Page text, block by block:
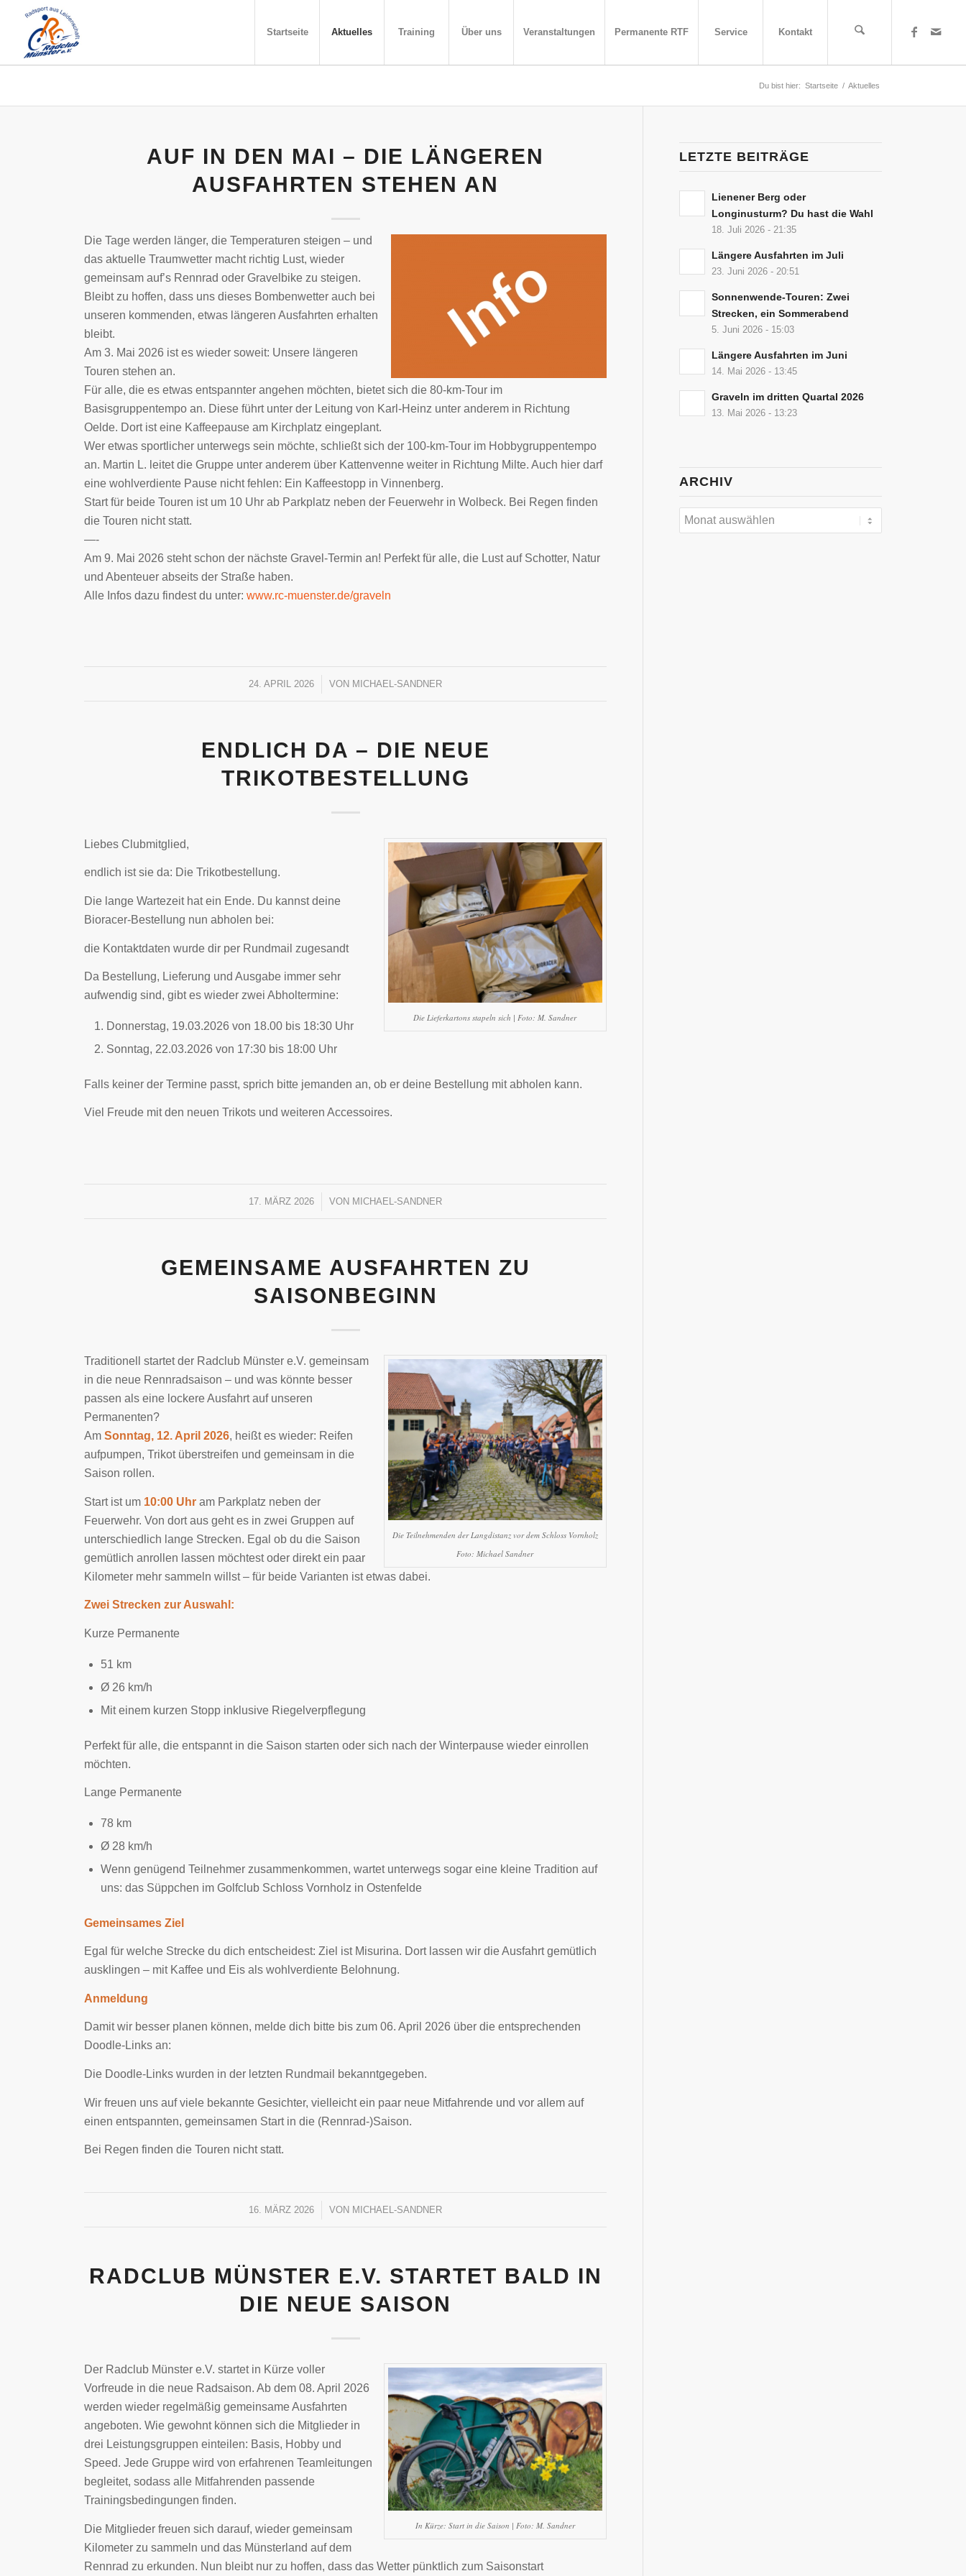
Startseite Aktuelles Training Über uns Veranstaltungen Permanente RTF Service Kontakt
Du bist hier: Startseite / Aktuelles
AUF IN DEN MAI – DIE LÄNGEREN
AUSFAHRTEN STEHEN AN
Die Tage werden länger, die Temperaturen steigen – und
das aktuelle Traumwetter macht richtig Lust, wieder
gemeinsam auf’s Rennrad oder Gravelbike zu steigen.
Bleibt zu hoffen, dass uns dieses Bombenwetter auch bei
unseren kommenden, etwas längeren Ausfahrten erhalten
bleibt.
Am 3. Mai 2026 ist es wieder soweit: Unsere längeren
Touren stehen an.
Für alle, die es etwas entspannter angehen möchten, bietet sich die 80-km-Tour im
Basisgruppentempo an. Diese führt unter der Leitung von Karl-Heinz unter anderem in Richtung
Oelde. Dort ist eine Kaffeepause am Kirchplatz eingeplant.
Wer etwas sportlicher unterwegs sein möchte, schließt sich der 100-km-Tour im Hobbygruppentempo
an. Martin L. leitet die Gruppe unter anderem über Kattenvenne weiter in Richtung Milte. Auch hier darf
eine wohlverdiente Pause nicht fehlen: Ein Kaffeestopp in Vinnenberg.
Start für beide Touren ist um 10 Uhr ab Parkplatz neben der Feuerwehr in Wolbeck. Bei Regen finden
die Touren nicht statt.
—-
Am 9. Mai 2026 steht schon der nächste Gravel-Termin an! Perfekt für alle, die Lust auf Schotter, Natur
und Abenteuer abseits der Straße haben.
Alle Infos dazu findest du unter:www.rc-muenster.de/graveln
24. APRIL 2026
/ VON MICHAEL-SANDNER
ENDLICH DA – DIE NEUE
TRIKOTBESTELLUNG
Die Lieferkartons stapeln sich | Foto: M. Sandner
Liebes Clubmitglied,
endlich ist sie da: Die Trikotbestellung.
Die lange Wartezeit hat ein Ende. Du kannst deine
Bioracer-Bestellung nun abholen bei:
die Kontaktdaten wurde dir per Rundmail zugesandt
Da Bestellung, Lieferung und Ausgabe immer sehr
aufwendig sind, gibt es wieder zwei Abholtermine:
Donnerstag, 19.03.2026 von 18.00 bis 18:30 Uhr
Sonntag, 22.03.2026 von 17:30 bis 18:00 Uhr
Falls keiner der Termine passt, sprich bitte jemanden an, ob er deine Bestellung mit abholen kann.
Viel Freude mit den neuen Trikots und weiteren Accessoires.
17. MÄRZ 2026
/ VON MICHAEL-SANDNER
GEMEINSAME AUSFAHRTEN ZU
SAISONBEGINN
Die Teilnehmenden der Langdistanz vor dem Schloss Vornholz
Foto: Michael Sandner
Traditionell startet der Radclub Münster e.V. gemeinsam
in die neue Rennradsaison – und was könnte besser
passen als eine lockere Ausfahrt auf unseren
Permanenten?
AmSonntag, 12. April 2026, heißt es wieder: Reifen
aufpumpen, Trikot überstreifen und gemeinsam in die
Saison rollen.
Start ist um 10:00 Uhr am Parkplatz neben der
Feuerwehr. Von dort aus geht es in zwei Gruppen auf
unterschiedlich lange Strecken. Egal ob du die Saison
gemütlich anrollen lassen möchtest oder direkt ein paar
Kilometer mehr sammeln willst – für beide Varianten ist etwas dabei.
Zwei Strecken zur Auswahl:
Kurze Permanente
51 km
Ø 26 km/h
Mit einem kurzen Stopp inklusive Riegelverpflegung
Perfekt für alle, die entspannt in die Saison starten oder sich nach der Winterpause wieder einrollen
möchten.
Lange Permanente
78 km
Ø 28 km/h
Wenn genügend Teilnehmer zusammenkommen, wartet unterwegs sogar eine kleine Tradition auf
uns: das Süppchen im Golfclub Schloss Vornholz in Ostenfelde
Gemeinsames Ziel
Egal für welche Strecke du dich entscheidest: Ziel ist Misurina. Dort lassen wir die Ausfahrt gemütlich
ausklingen – mit Kaffee und Eis als wohlverdiente Belohnung.
Anmeldung
Damit wir besser planen können, melde dich bitte bis zum 06. April 2026 über die entsprechenden
Doodle-Links an:
Die Doodle-Links wurden in der letzten Rundmail bekanntgegeben.
Wir freuen uns auf viele bekannte Gesichter, vielleicht ein paar neue Mitfahrende und vor allem auf
einen entspannten, gemeinsamen Start in die (Rennrad-)Saison.
Bei Regen finden die Touren nicht statt.
16. MÄRZ 2026
/ VON MICHAEL-SANDNER
RADCLUB MÜNSTER E.V. STARTET BALD IN
DIE NEUE SAISON
In Kürze: Start in die Saison | Foto: M. Sandner
Der Radclub Münster e.V. startet in Kürze voller
Vorfreude in die neue Radsaison. Ab dem 08. April 2026
werden wieder regelmäßig gemeinsame Ausfahrten
angeboten. Wie gewohnt können sich die Mitglieder in
drei Leistungsgruppen einteilen: Basis, Hobby und
Speed. Jede Gruppe wird von erfahrenen Teamleitungen
begleitet, sodass alle Mitfahrenden passende
Trainingsbedingungen finden.
Die Mitglieder freuen sich darauf, wieder gemeinsam
Kilometer zu sammeln und das Münsterland auf dem
Rennrad zu erkunden. Nun bleibt nur zu hoffen, dass das Wetter pünktlich zum Saisonstart
LETZTE BEITRÄGE
Lienener Berg oder
Longinusturm? Du hast die Wahl
18. Juli 2026 - 21:35
Längere Ausfahrten im Juli
23. Juni 2026 - 20:51
Sonnenwende-Touren: Zwei
Strecken, ein Sommerabend
5. Juni 2026 - 15:03
Längere Ausfahrten im Juni
14. Mai 2026 - 13:45
Graveln im dritten Quartal 2026
13. Mai 2026 - 13:23
ARCHIV